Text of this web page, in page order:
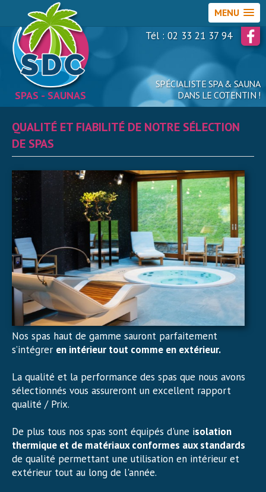
MENU
SPAS - SAUNAS
SPÉCIALISTE SPA & SAUNA
DANS LE COTENTIN !
Tél : 02 33 21 37 94
QUALITÉ ET FIABILITÉ DE NOTRE SÉLECTION
DE SPAS
Nos spas haut de gamme sauront parfaitement
s’intégrer en intérieur tout comme en extérieur.
La qualité et la performance des spas que nous avons
sélectionnés vous assureront un excellent rapport
qualité / Prix.
De plus tous nos spas sont équipés d'une isolation
thermique et de matériaux conformes aux standards
de qualité permettant une utilisation en intérieur et
extérieur tout au long de l'année.